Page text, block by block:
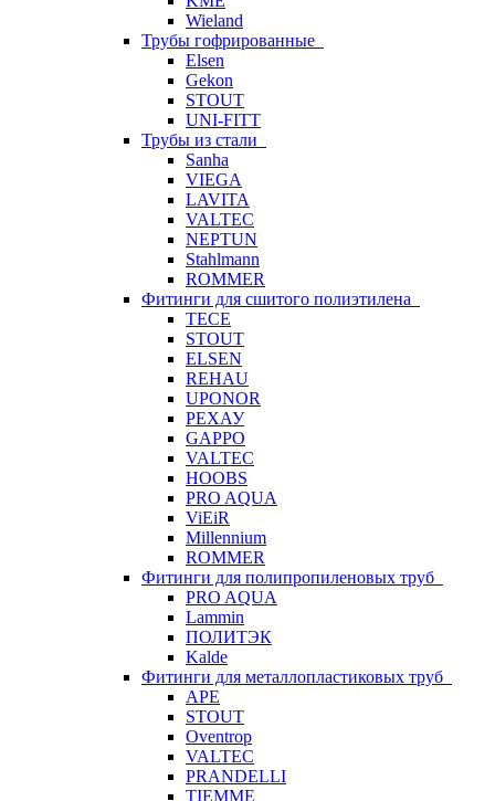
Wieland
Трубы гофрированные
Elsen
Gekon
STOUT
UNI-FITT
Трубы из стали
Sanha
VIEGA
LAVITA
VALTEC
NEPTUN
Stahlmann
ROMMER
Фитинги для сшитого полиэтилена
TECE
STOUT
ELSEN
REHAU
UPONOR
РЕХАУ
GAPPO
VALTEC
HOOBS
PRO AQUA
ViEiR
Millennium
ROMMER
Фитинги для полипропиленовых труб
PRO AQUA
Lammin
ПОЛИТЭК
Kalde
Фитинги для металлопластиковых труб
APE
STOUT
Oventrop
VALTEC
PRANDELLI
TIEMME